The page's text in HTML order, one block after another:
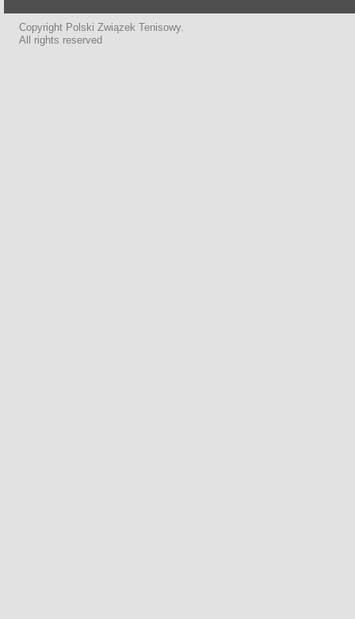
Copyright Polski Związek Tenisowy.
All rights reserved